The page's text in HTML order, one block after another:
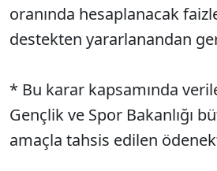
oranında hesaplanacak
destekten yararlanandan
* Bu karar kapsamında
Gençlik ve Spor Bakanlığı
amaçla tahsis edilen